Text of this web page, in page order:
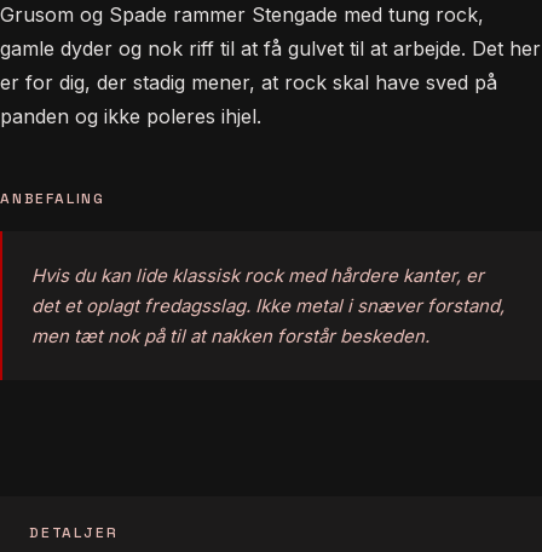
Grusom og Spade rammer Stengade med tung rock,
gamle dyder og nok riff til at få gulvet til at arbejde. Det her
er for dig, der stadig mener, at rock skal have sved på
panden og ikke poleres ihjel.
ANBEFALING
Hvis du kan lide klassisk rock med hårdere kanter, er
det et oplagt fredagsslag. Ikke metal i snæver forstand,
men tæt nok på til at nakken forstår beskeden.
DETALJER